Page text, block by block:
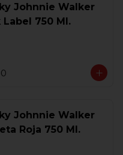
Johnnie Walker
Label 750 Ml.
Johnnie Walker
Roja 750 Ml.